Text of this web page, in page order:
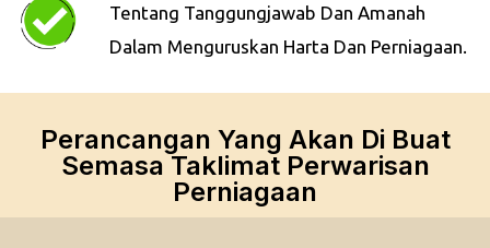
Tentang Tanggungjawab Dan Amanah
Dalam Menguruskan Harta Dan Perniagaan.
Perancangan Yang Akan Di Buat
Semasa Taklimat Perwarisan
Perniagaan